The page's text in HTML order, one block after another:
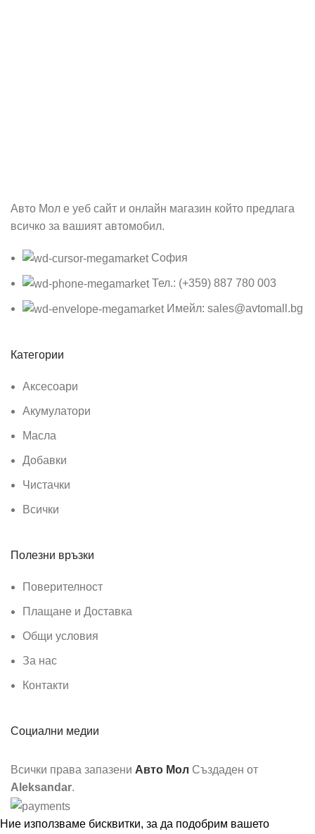
Авто Мол е уеб сайт и онлайн магазин който предлага
всичко за вашият автомобил.
София
Тел.: (+359) 887 780 003
Имейл: sales@avtomall.bg
Категории
Аксесоари
Акумулатори
Масла
Добавки
Чистачки
Всички
Полезни връзки
Поверителност
Плащане и Доставка
Общи условия
За нас
Контакти
Социални медии
Всички права запазени Авто Мол Създаден от
Aleksandar.
Ние използваме бисквитки, за да подобрим вашето